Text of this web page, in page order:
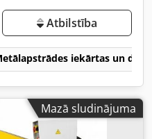
Atbilstība
iekārtas un
Mazā sludinājuma